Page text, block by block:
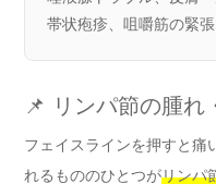
帯状疱疹、咀嚼筋の緊
📌 リンパ節の腫れ
フェイスラインを押すと痛
れるもののひとつがリンパ